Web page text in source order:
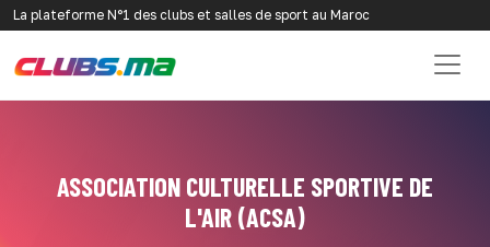
La plateforme N°1 des clubs et salles de sport au Maroc
ASSOCIATION CULTURELLE SPORTIVE DE
L'AIR (ACSA)